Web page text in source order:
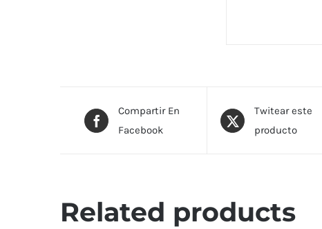
Compartir En
Facebook
Twitear este
producto
Related products